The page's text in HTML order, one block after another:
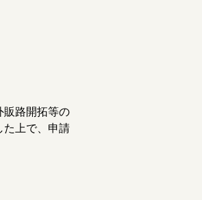
販路開拓等の
た上で、申請